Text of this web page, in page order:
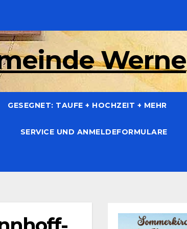
Werne
GESEGNET: TAUFE + HOCHZEIT + MEHR
SERVICE UND ANMELDEFORMULARE